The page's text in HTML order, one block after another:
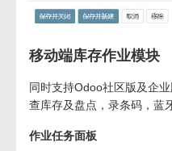
移动端库存作业模块
同时支持Odoo社区版及企
查库存及盘点，录条码，蓝
作业任务面板